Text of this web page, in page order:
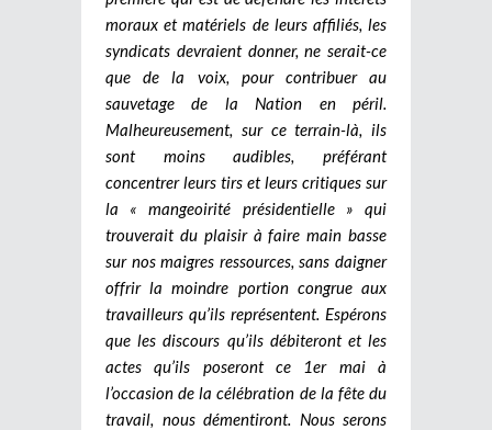
moraux et matériels de leurs affiliés, les
syndicats devraient donner, ne serait-ce
que de la voix, pour contribuer au
sauvetage de la Nation en péril.
Malheureusement, sur ce terrain-là, ils
sont moins audibles, préférant
concentrer leurs tirs et leurs critiques sur
la « mangeoirité présidentielle » qui
trouverait du plaisir à faire main basse
sur nos maigres ressources, sans daigner
offrir la moindre portion congrue aux
travailleurs qu’ils représentent. Espérons
que les discours qu’ils débiteront et les
actes qu’ils poseront ce 1er mai à
l’occasion de la célébration de la fête du
travail, nous démentiront. Nous serons